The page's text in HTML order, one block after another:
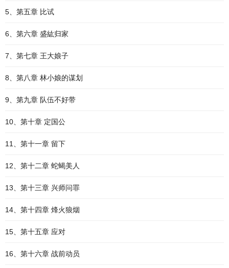
5、第五章 比试
6、第六章 盛紘归家
7、第七章 王大娘子
8、第八章 林小娘的谋划
9、第九章 队伍不好带
10、第十章 定国公
11、第十一章 留下
12、第十二章 蛇蝎美人
13、第十三章 兴师问罪
14、第十四章 烽火狼烟
15、第十五章 应对
16、第十六章 战前动员